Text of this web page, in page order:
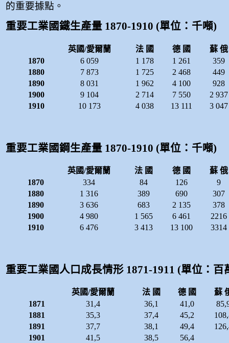
的重要據點。
重要工業國鐵生產量 1870-1910 (單位：千噸)
英國/愛爾蘭 法 國 德 國
蘇 俄
1870
6 059 1 178 1 261
359
1880
7 873 1 725 2 468
449
1890
8 031 1 962 4 100
928
1900
9 104 2 714 7 550
2 937
1910
10 173 4 038 13 111 3 047
重要工業國鋼生產量 1870-1910 (單位：千噸)
英國/愛爾蘭 法 國 德 國
蘇 俄
1870
334 84 126
9
1880
1 316 389 690
307
1890
3 636 683 2 135
378
1900
4 980 1 565 6 461
2216
1910
6 476 3 413 13 100 3314
重要工業國人口成長情形 1871-1911 (單位：百
英國/愛爾蘭 法 國 德 國
蘇
1871
31,4 36,1 41,0
1881
35,3 37,4 45,2
1891
37,7 38,1 49,4
1901
41,5 38,5 56,4